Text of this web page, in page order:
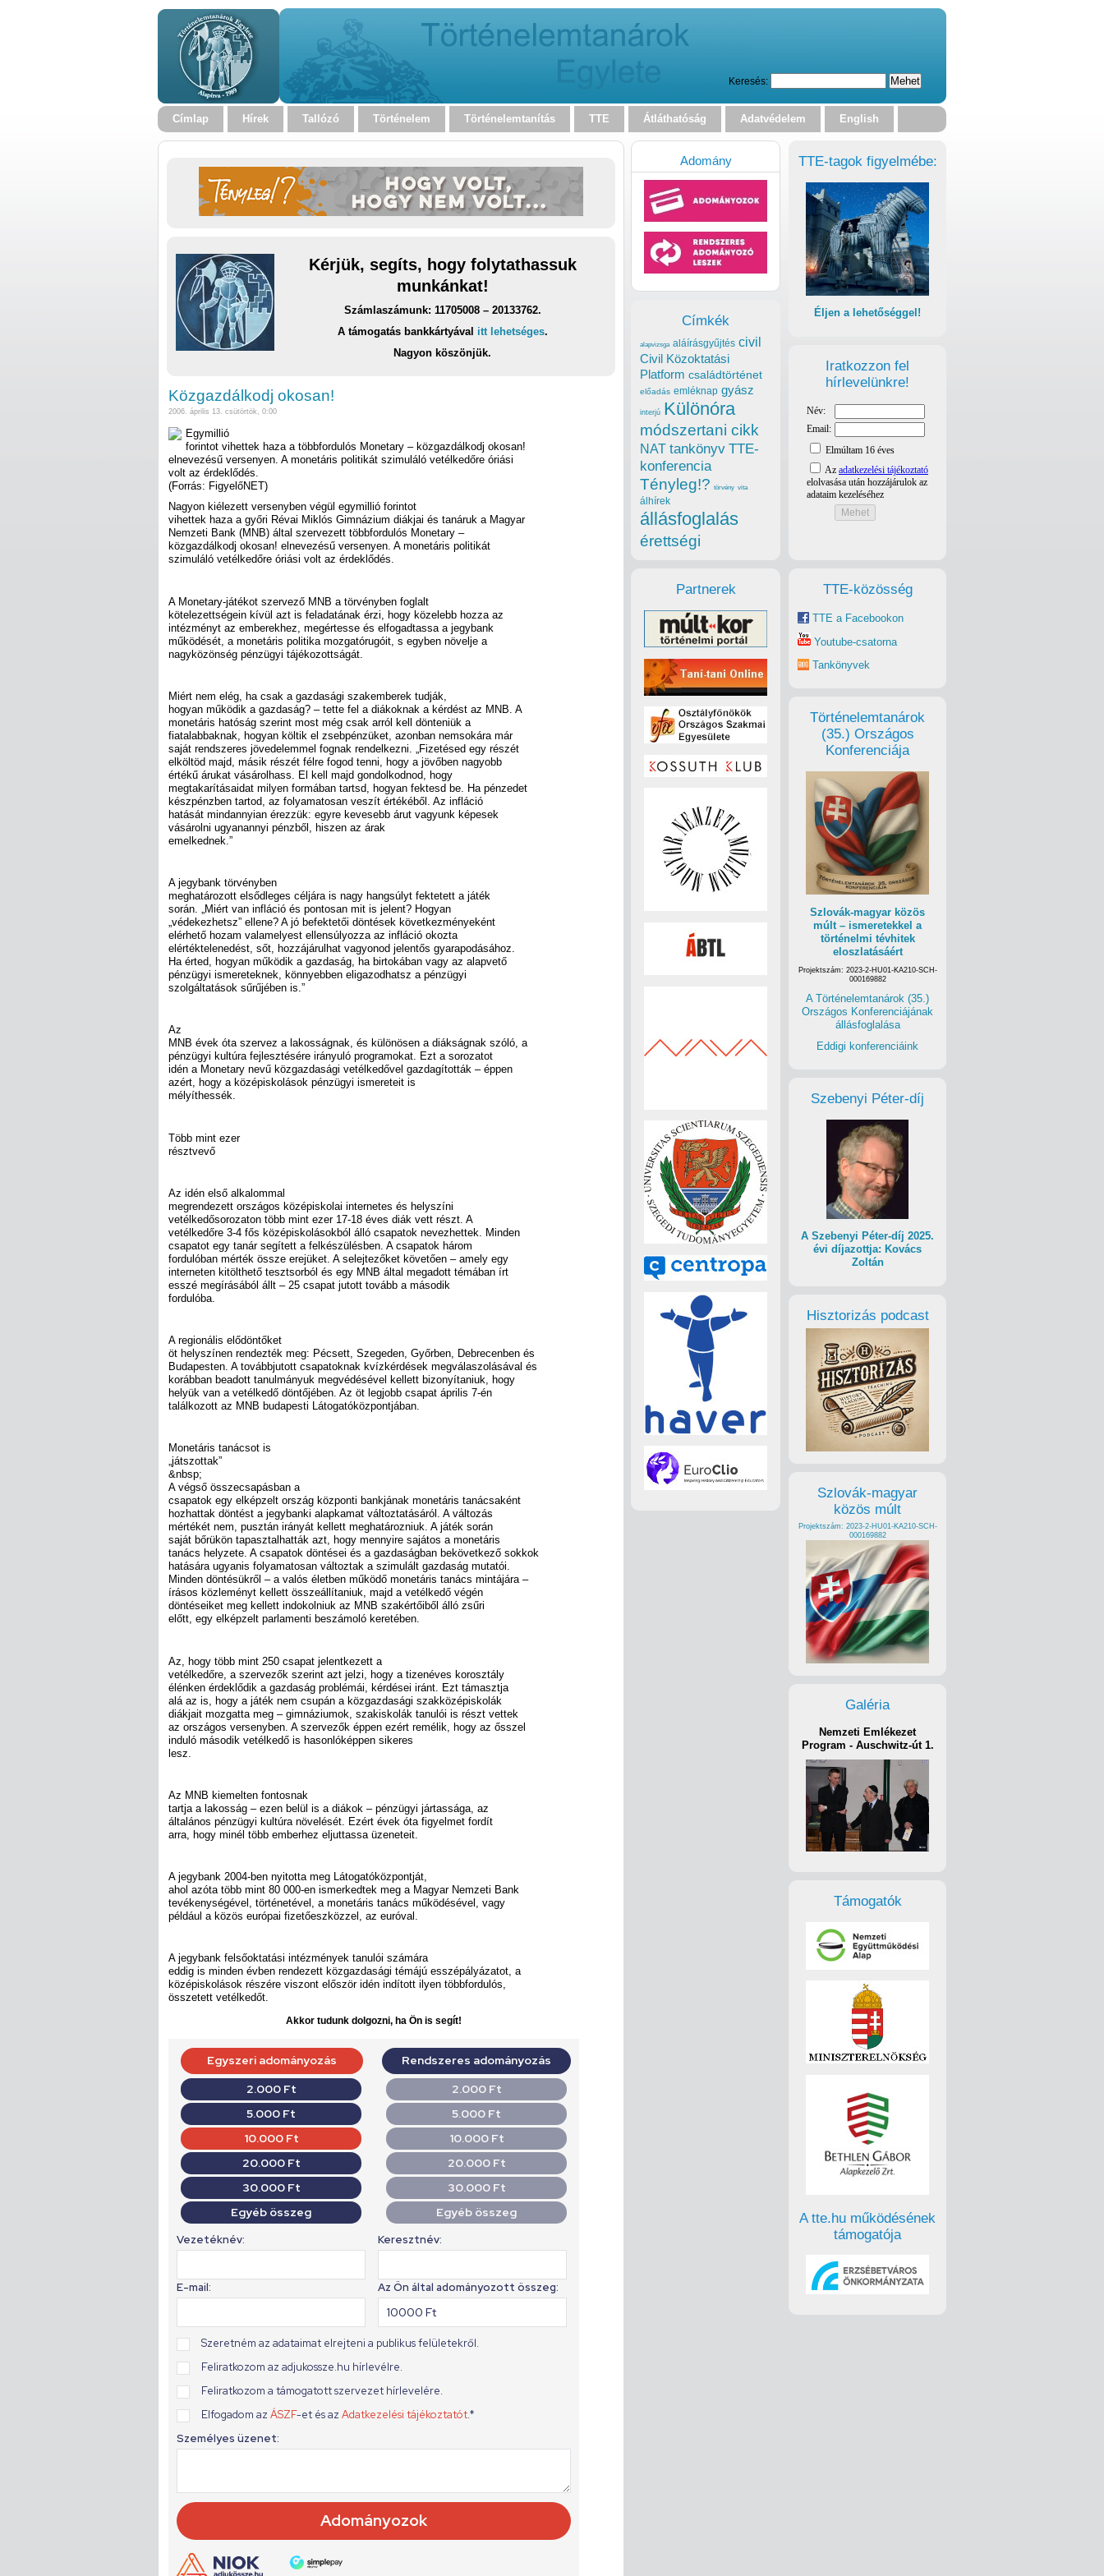
Keresés:
Címlap Hírek Tallózó Történelem Történelemtanítás TTE Átláthatóság Adatvédelem English
Kérjük, segíts, hogy folytathassuk
munkánkat!
Számlaszámunk: 11705008 – 20133762.
A támogatás bankkártyával itt lehetséges.
Nagyon köszönjük.
Közgazdálkodj okosan!
2006. április 13. csütörtök, 0:00
Egymillió
forintot vihettek haza a többfordulós Monetary – közgazdálkodj okosan!
elnevezésű versenyen. A monetáris politikát szimuláló vetélkedőre óriási
volt az érdeklődés.
(Forrás: FigyelőNET)
Nagyon kiélezett versenyben végül egymillió forintot
vihettek haza a győri Révai Miklós Gimnázium diákjai és tanáruk a Magyar
Nemzeti Bank (MNB) által szervezett többfordulós Monetary –
közgazdálkodj okosan! elnevezésű versenyen. A monetáris politikát
szimuláló vetélkedőre óriási volt az érdeklődés.
A Monetary-játékot szervező MNB a törvényben foglalt
kötelezettségein kívül azt is feladatának érzi, hogy közelebb hozza az
intézményt az emberekhez, megértesse és elfogadtassa a jegybank
működését, a monetáris politika mozgatórugóit, s egyben növelje a
nagyközönség pénzügyi tájékozottságát.
Miért nem elég, ha csak a gazdasági szakemberek tudják,
hogyan működik a gazdaság? – tette fel a diákoknak a kérdést az MNB. A
monetáris hatóság szerint most még csak arról kell dönteniük a
fiatalabbaknak, hogyan költik el zsebpénzüket, azonban nemsokára már
saját rendszeres jövedelemmel fognak rendelkezni. „Fizetésed egy részét
elköltöd majd, másik részét félre fogod tenni, hogy a jövőben nagyobb
értékű árukat vásárolhass. El kell majd gondolkodnod, hogy
megtakarításaidat milyen formában tartsd, hogyan fektesd be. Ha pénzedet
készpénzben tartod, az folyamatosan veszít értékéből. Az infláció
hatását mindannyian érezzük: egyre kevesebb árut vagyunk képesek
vásárolni ugyanannyi pénzből, hiszen az árak
emelkednek.”
A jegybank törvényben
meghatározott elsődleges céljára is nagy hangsúlyt fektetett a játék
során. „Miért van infláció és pontosan mit is jelent? Hogyan
„védekezhetsz” ellene? A jó befektetői döntések következményeként
elérhető hozam valamelyest ellensúlyozza az infláció okozta
elértéktelenedést, sőt, hozzájárulhat vagyonod jelentős gyarapodásához.
Ha érted, hogyan működik a gazdaság, ha birtokában vagy az alapvető
pénzügyi ismereteknek, könnyebben eligazodhatsz a pénzügyi
szolgáltatások sűrűjében is.”
Az
MNB évek óta szervez a lakosságnak, és különösen a diákságnak szóló, a
pénzügyi kultúra fejlesztésére irányuló programokat. Ezt a sorozatot
idén a Monetary nevű közgazdasági vetélkedővel gazdagították – éppen
azért, hogy a középiskolások pénzügyi ismereteit is
mélyíthessék.
Több mint ezer
résztvevő
Az idén első alkalommal
megrendezett országos középiskolai internetes és helyszíni
vetélkedősorozaton több mint ezer 17-18 éves diák vett részt. A
vetélkedőre 3-4 fős középiskolásokból álló csapatok nevezhettek. Minden
csapatot egy tanár segített a felkészülésben. A csapatok három
fordulóban mérték össze erejüket. A selejtezőket követően – amely egy
interneten kitölthető tesztsorból és egy MNB által megadott témában írt
esszé megírásából állt – 25 csapat jutott tovább a második
fordulóba.
A regionális elődöntőket
öt helyszínen rendezték meg: Pécsett, Szegeden, Győrben, Debrecenben és
Budapesten. A továbbjutott csapatoknak kvízkérdések megválaszolásával és
korábban beadott tanulmányuk megvédésével kellett bizonyítaniuk, hogy
helyük van a vetélkedő döntőjében. Az öt legjobb csapat április 7-én
találkozott az MNB budapesti Látogatóközpontjában.
Monetáris tanácsot is
„játszottak”
&nbsp;
A végső összecsapásban a
csapatok egy elképzelt ország központi bankjának monetáris tanácsaként
hozhattak döntést a jegybanki alapkamat változtatásáról. A változás
mértékét nem, pusztán irányát kellett meghatározniuk. A játék során
saját bőrükön tapasztalhatták azt, hogy mennyire sajátos a monetáris
tanács helyzete. A csapatok döntései és a gazdaságban bekövetkező sokkok
hatására ugyanis folyamatosan változtak a szimulált gazdaság mutatói.
Minden döntésükről – a valós életben működő monetáris tanács mintájára –
írásos közleményt kellett összeállítaniuk, majd a vetélkedő végén
döntéseiket meg kellett indokolniuk az MNB szakértőiből álló zsűri
előtt, egy elképzelt parlamenti beszámoló keretében.
Az, hogy több mint 250 csapat jelentkezett a
vetélkedőre, a szervezők szerint azt jelzi, hogy a tizenéves korosztály
élénken érdeklődik a gazdaság problémái, kérdései iránt. Ezt támasztja
alá az is, hogy a játék nem csupán a közgazdasági szakközépiskolák
diákjait mozgatta meg – gimnáziumok, szakiskolák tanulói is részt vettek
az országos versenyben. A szervezők éppen ezért remélik, hogy az ősszel
induló második vetélkedő is hasonlóképpen sikeres
lesz.
Az MNB kiemelten fontosnak
tartja a lakosság – ezen belül is a diákok – pénzügyi jártassága, az
általános pénzügyi kultúra növelését. Ezért évek óta figyelmet fordít
arra, hogy minél több emberhez eljuttassa üzeneteit.
A jegybank 2004-ben nyitotta meg Látogatóközpontját,
ahol azóta több mint 80 000-en ismerkedtek meg a Magyar Nemzeti Bank
tevékenységével, történetével, a monetáris tanács működésével, vagy
például a közös európai fizetőeszközzel, az euróval.
A jegybank felsőoktatási intézmények tanulói számára
eddig is minden évben rendezett közgazdasági témájú esszépályázatot, a
középiskolások részére viszont először idén indított ilyen többfordulós,
összetett vetélkedőt.
Akkor tudunk dolgozni, ha Ön is segít!
TTE-tagok figyelmébe:
Éljen a lehetőséggel!
Iratkozzon fel
hírlevelünkre!
TTE-közösség
TTE a Facebookon
Youtube-csatorna
Tankönyvek
Történelemtanárok
(35.) Országos
Konferenciája
Szlovák-magyar közös
múlt – ismeretekkel a
történelmi tévhitek
eloszlatásáért
Projektszám: 2023-2-HU01-KA210-SCH-
000169882
A Történelemtanárok (35.)
Országos Konferenciájának
állásfoglalása
Eddigi konferenciáink
Szebenyi Péter-díj
A Szebenyi Péter-díj 2025.
évi díjazottja: Kovács
Zoltán
Hisztorizás podcast
Szlovák-magyar
közös múlt
Projektszám: 2023-2-HU01-KA210-SCH-
000169882
Galéria
Nemzeti Emlékezet
Program - Auschwitz-út 1.
Támogatók
A tte.hu működésének
támogatója
Adomány
Címkék
alapvizsga aláírásgyűjtés civil
Civil Közoktatási
Platform családtörténet
előadás emléknap gyász
interjú Különóra
módszertani cikk
NAT tankönyv TTE-
konferencia
Tényleg!? törvény vita
álhírek
állásfoglalás
érettségi
Partnerek